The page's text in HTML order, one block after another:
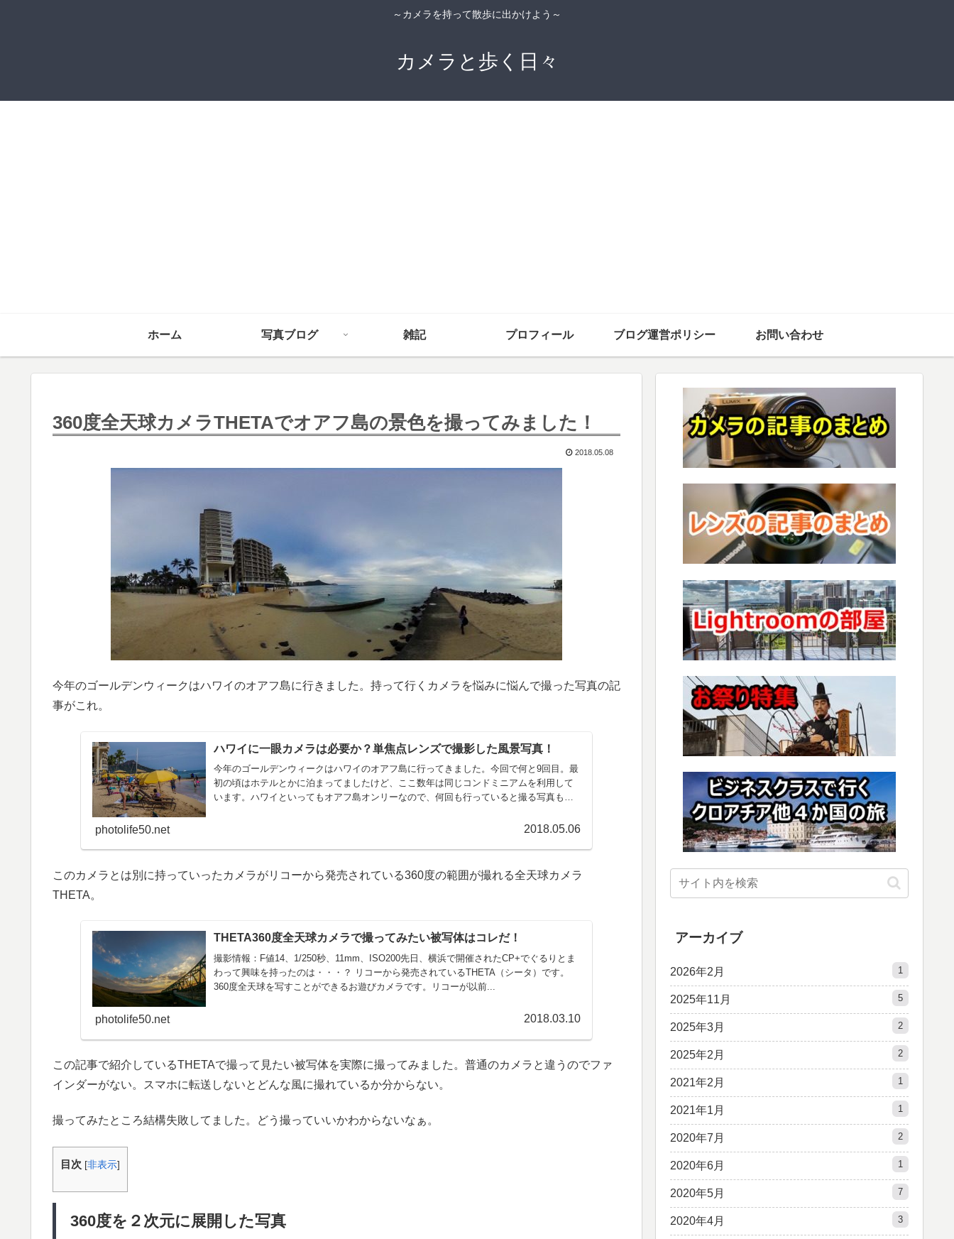
～カメラを持って散歩に出かけよう～
カメラと歩く日々
ホーム 写真ブログ 雑記 プロフィール ブログ運営ポリシー お問い合わせ
360度全天球カメラTHETAでオアフ島の景色を撮ってみました！
2018.05.08
今年のゴールデンウィークはハワイのオアフ島に行きました。持って行くカメラを悩みに悩んで撮った写真の記
事がこれ。
ハワイに一眼カメラは必要か？単焦点レンズで撮影した風景写真！
今年のゴールデンウィークはハワイのオアフ島に行ってきました。今回で何と9回目。最
初の頃はホテルとかに泊まってましたけど、ここ数年は同じコンドミニアムを利用して
います。ハワイといってもオアフ島オンリーなので、何回も行っていると撮る写真もマ
photolife50.net 2018.05.06
このカメラとは別に持っていったカメラがリコーから発売されている360度の範囲が撮れる全天球カメラ
THETA。
THETA360度全天球カメラで撮ってみたい被写体はコレだ！
撮影情報：F値14、1/250秒、11mm、ISO200先日、横浜で開催されたCP+でぐるりとま
わって興味を持ったのは・・・？ リコーから発売されているTHETA（シータ）です。
360度全天球を写すことができるお遊びカメラです。リコーが以前...
photolife50.net 2018.03.10
この記事で紹介しているTHETAで撮って見たい被写体を実際に撮ってみました。普通のカメラと違うのでファ
インダーがない。スマホに転送しないとどんな風に撮れているか分からない。
撮ってみたところ結構失敗してました。どう撮っていいかわからないなぁ。
目次 [非表示]
360度を２次元に展開した写真
アーカイブ
2026年2月 1
2025年11月 5
2025年3月 2
2025年2月 2
2021年2月 1
2021年1月 1
2020年7月 2
2020年6月 1
2020年5月 7
2020年4月 3